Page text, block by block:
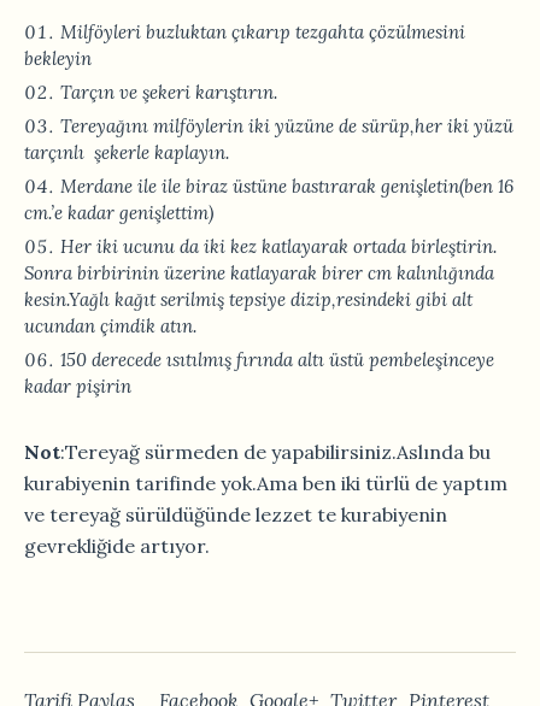
Milföyleri buzluktan çıkarıp tezgahta çözülmesini
bekleyin
Tarçın ve şekeri karıştırın.
Tereyağını milföylerin iki yüzüne de sürüp,her iki yüzü
tarçınlı şekerle kaplayın.
Merdane ile ile biraz üstüne bastırarak genişletin(ben 16
cm.’e kadar genişlettim)
Her iki ucunu da iki kez katlayarak ortada birleştirin.
Sonra birbirinin üzerine katlayarak birer cm kalınlığında
kesin.Yağlı kağıt serilmiş tepsiye dizip,resindeki gibi alt
ucundan çimdik atın.
150 derecede ısıtılmış fırında altı üstü pembeleşinceye
kadar pişirin
Not:Tereyağ sürmeden de yapabilirsiniz.Aslında bu
kurabiyenin tarifinde yok.Ama ben iki türlü de yaptım
ve tereyağ sürüldüğünde lezzet te kurabiyenin
gevrekliğide artıyor.
Tarifi Paylaş Facebook Google+ Twitter Pinterest